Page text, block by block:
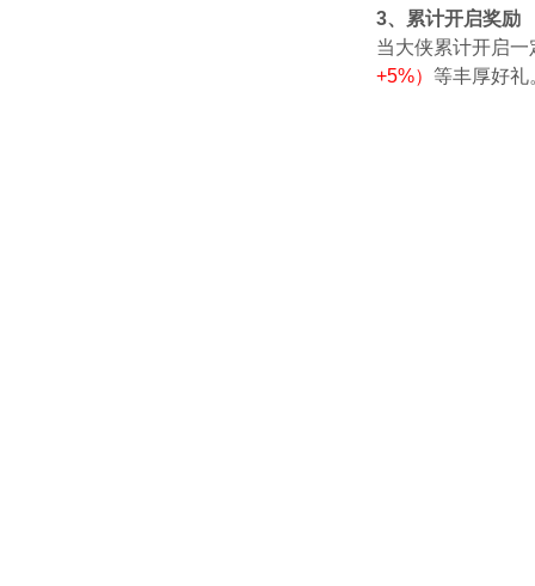
3、累计开启奖励
当大侠累计开启一
+5%） 等丰厚好礼